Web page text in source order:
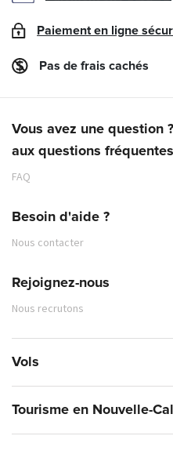
Paiement en ligne
Pas de frais cachés
Vous avez une question
aux questions fréquentes
FAQ
Besoin d'aide ?
Nous contacter
Rejoignez-nous
Nous recrutons
Vols
Tourisme en Nouvelle-